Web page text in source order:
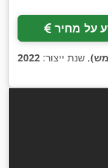
על מחיר
, שנת ייצור: 2022